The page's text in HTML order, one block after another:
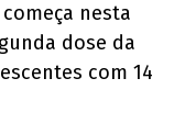
nesta
dose da
com 14